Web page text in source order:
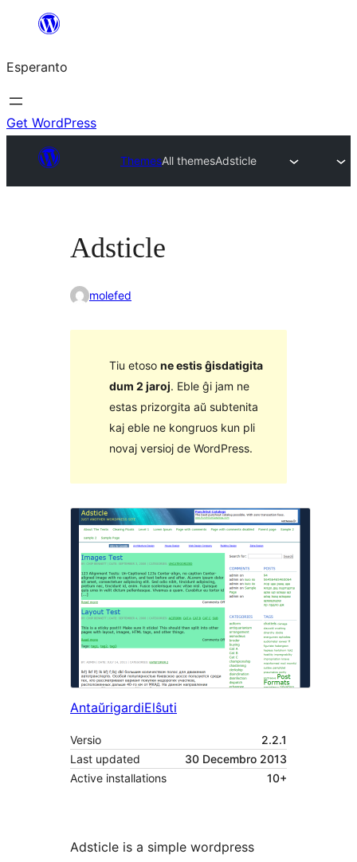
al
la
enhavo
Esperanto
Get WordPress
ThemesAll themesAdsticle
Adsticle
molefed
Tiu etoso ne estis ĝisdatigita
dum 2 jaroj. Eble ĝi jam ne
estas prizorgita aŭ subtenita
kaj eble ne kongruos kun pli
novaj versioj de WordPress.
AntaŭrigardiElŝuti
Versio
2.2.1
Last updated
30 Decembro 2013
Active installations
10+
Adsticle is a simple wordpress